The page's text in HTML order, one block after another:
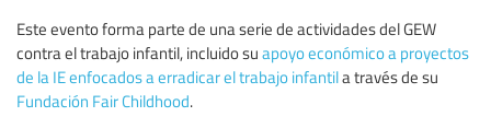
Este evento forma parte de una serie de actividades del GEW
contra el trabajo infantil, incluido su apoyo económico a proyectos
de la IE enfocados a erradicar el trabajo infantila través de su
Fundación Fair Childhood.